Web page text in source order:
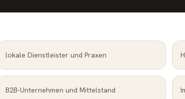
lokale Dienstleister und Praxen
B2B-Unternehmen und Mittelstand